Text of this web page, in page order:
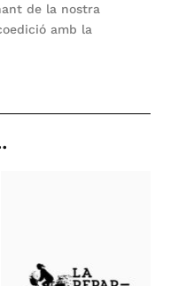
de la nostra
amb la